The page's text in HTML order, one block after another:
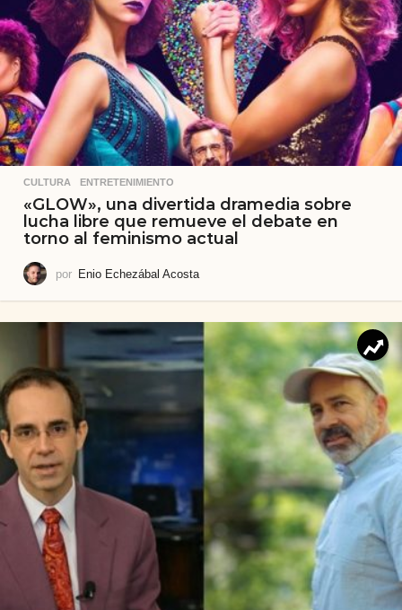
CULTURA ,ENTRETENIMIENTO
«GLOW», una divertida dramedia sobre
lucha libre que remueve el debate en
torno al feminismo actual
por Enio Echezábal Acosta